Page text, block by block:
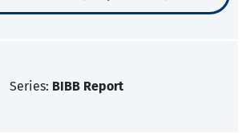
Series: BIBB Report